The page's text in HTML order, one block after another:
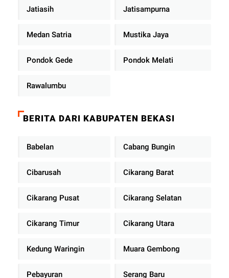
Jatiasih Jatisampurna
Medan Satria Mustika Jaya
Pondok Gede Pondok Melati
Rawalumbu
BERITA DARI KABUPATEN BEKASI
Babelan Cabang Bungin
Cibarusah Cikarang Barat
Cikarang Pusat Cikarang Selatan
Cikarang Timur Cikarang Utara
Kedung Waringin Muara Gembong
Pebayuran Serang Baru